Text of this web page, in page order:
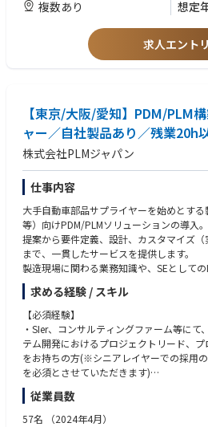
【有給休暇について】業務に支障のない
続休と自由に取得可能。
【転勤について】在宅勤務100％近いビジ
能性については検討しておりません。も
年次有給休暇は当該年度中に使用しなか
ことが可能。
※有給取得促進のためにアナウンスあり
複数あり 想定
求人エント
【東京/大阪/愛知】PDM/PLM
ャー／自社製品あり／残業20h
株式会社PLMジャパン
仕事内容
大手自動車部品サプライヤーを始めとす
等）向けPDM/PLMソリューションの導入。
提案から要件定義、設計、カスタマイズ
まで、一貫したサービスを提供します。
製造現場に関わる業務知識や、SEとして
ム開発からPJ／パートナー管理まで担う
プレイングリーダー／マネージャーへとキ
【仕事の魅力】
当社のソリューションは、PLM/PDMと呼
セス（例：製品企画→設計・調達→生産の
業務改善に長期的に携わる事が可能です。
る為、PLM領域に集中特化した業務ノウ
た自社製ソリューションだけでなく、中
ューションを幅広く提供していく事が出来
求める経験 / スキル
【必須経験】
・SIer、コンサルティングファーム等に
テム開発におけるプロジェクトリード、
をお持ちの方(※シニアレイヤーでの採用
を必須とさせていただきます)
・2～3人以上のプロジェクトリームにおけ
方従業員数
57名 （2024年4月）